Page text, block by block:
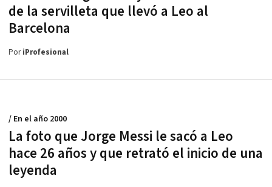
de la servilleta que llevó a Leo al
Barcelona
PoriProfesional
La foto que Jorge Messi le sacó a Leo
hace 26 años y que retrató el inicio de una
leyenda
/ En el año 2000